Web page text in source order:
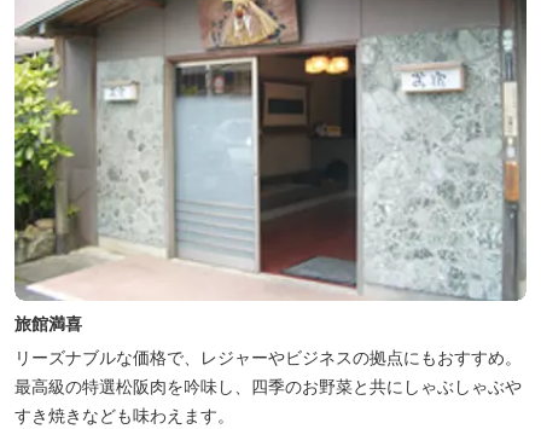
旅館満喜
リーズナブルな価格で、レジャーやビジネスの拠点にもおすすめ。
最高級の特選松阪肉を吟味し、四季のお野菜と共にしゃぶしゃぶや
すき焼きなども味わえます。